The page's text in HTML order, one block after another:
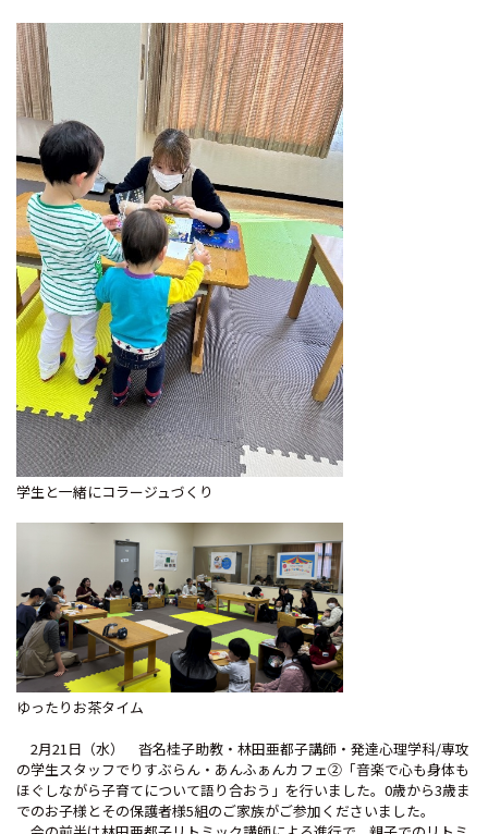
学生と一緒にコラージュづくり
ゆったりお茶タイム
2月21日（水） 沓名桂子助教・林田亜都子講師・発達心理学科/専攻
の学生スタッフでりすぶらん・あんふぁんカフェ②「音楽で心も身体も
ほぐしながら子育てについて語り合おう」を行いました。0歳から3歳ま
でのお子様とその保護者様5組のご家族がご参加くださいました。